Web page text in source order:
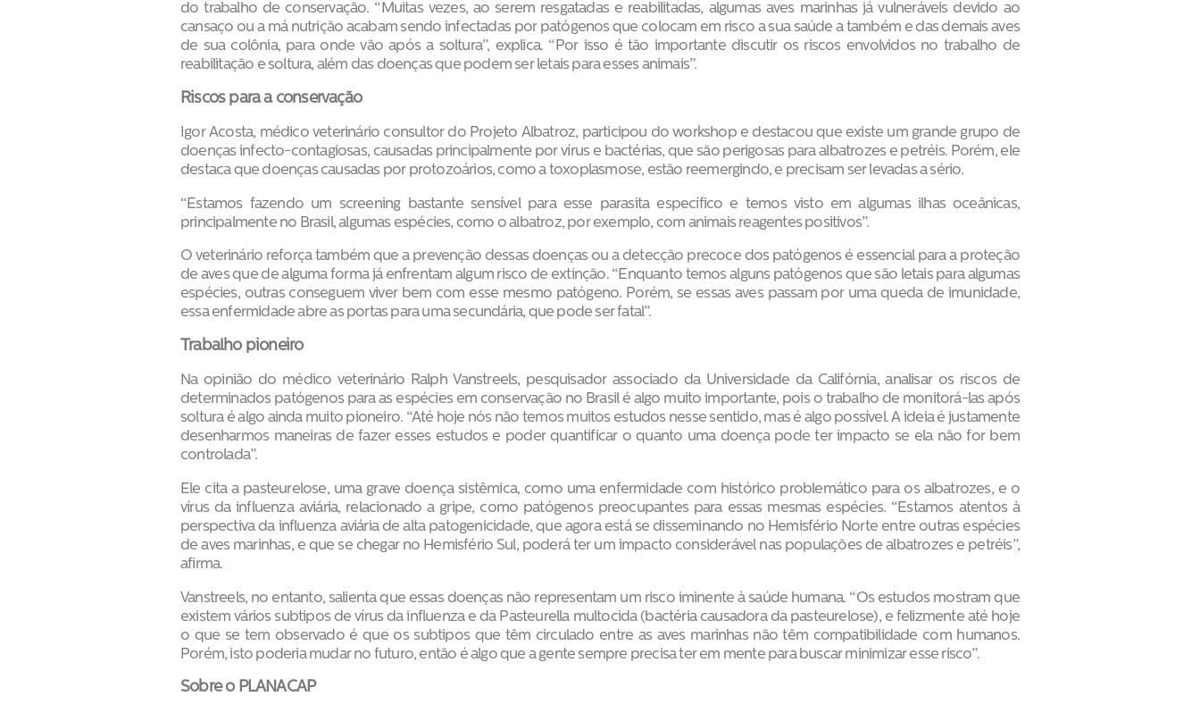
do trabalho de conservação. “Muitas vezes, ao serem resgatadas e reabilitadas, algumas aves marinhas já vulneráveis devido ao
cansaço ou a má nutrição acabam sendo infectadas por patógenos que colocam em risco a sua saúde a também e das demais aves
de sua colônia, para onde vão após a soltura”, explica. “Por isso é tão importante discutir os riscos envolvidos no trabalho de
reabilitação e soltura, além das doenças que podem ser letais para esses animais”.
Riscos para a conservação
Igor Acosta, médico veterinário consultor do Projeto Albatroz, participou do workshop e destacou que existe um grande grupo de
doenças infecto-contagiosas, causadas principalmente por vírus e bactérias, que são perigosas para albatrozes e petréis. Porém, ele
destaca que doenças causadas por protozoários, como a toxoplasmose, estão reemergindo, e precisam ser levadas a sério.
“Estamos fazendo um screening bastante sensível para esse parasita específico e temos visto em algumas ilhas oceânicas,
principalmente no Brasil, algumas espécies, como o albatroz, por exemplo, com animais reagentes positivos”.
O veterinário reforça também que a prevenção dessas doenças ou a detecção precoce dos patógenos é essencial para a proteção
de aves que de alguma forma já enfrentam algum risco de extinção. “Enquanto temos alguns patógenos que são letais para algumas
espécies, outras conseguem viver bem com esse mesmo patógeno. Porém, se essas aves passam por uma queda de imunidade,
essa enfermidade abre as portas para uma secundária, que pode ser fatal”.
Trabalho pioneiro
Na opinião do médico veterinário Ralph Vanstreels, pesquisador associado da Universidade da Califórnia, analisar os riscos de
determinados patógenos para as espécies em conservação no Brasil é algo muito importante, pois o trabalho de monitorá-las após
soltura é algo ainda muito pioneiro. “Até hoje nós não temos muitos estudos nesse sentido, mas é algo possível. A ideia é justamente
desenharmos maneiras de fazer esses estudos e poder quantificar o quanto uma doença pode ter impacto se ela não for bem
controlada”.
Ele cita a pasteurelose, uma grave doença sistêmica, como uma enfermidade com histórico problemático para os albatrozes, e o
vírus da influenza aviária, relacionado a gripe, como patógenos preocupantes para essas mesmas espécies. “Estamos atentos à
perspectiva da influenza aviária de alta patogenicidade, que agora está se disseminando no Hemisfério Norte entre outras espécies
de aves marinhas, e que se chegar no Hemisfério Sul, poderá ter um impacto considerável nas populações de albatrozes e petréis”,
afirma.
Vanstreels, no entanto, salienta que essas doenças não representam um risco iminente à saúde humana. “Os estudos mostram que
existem vários subtipos de vírus da influenza e da Pasteurella multocida (bactéria causadora da pasteurelose), e felizmente até hoje
o que se tem observado é que os subtipos que têm circulado entre as aves marinhas não têm compatibilidade com humanos.
Porém, isto poderia mudar no futuro, então é algo que a gente sempre precisa ter em mente para buscar minimizar esse risco”.
Sobre o PLANACAP